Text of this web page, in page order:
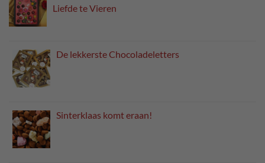
Liefde te Vieren
De lekkerste Chocoladeletters
Sinterklaas komt eraan!